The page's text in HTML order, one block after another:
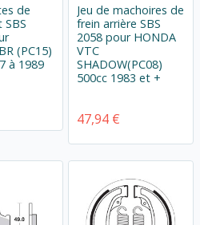
de
(PC15)
à 1989
Jeu de machoires de
frein arrière SBS
2058 pour HONDA
VTC
SHADOW(PC08)
500cc 1983 et +
47,94 €